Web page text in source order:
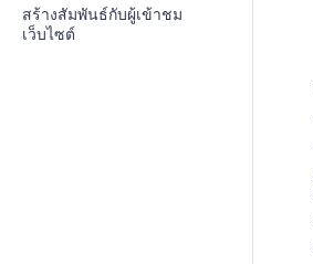
สร้างสัมพันธ์กับผู้เข้าชม
เว็บไซต์